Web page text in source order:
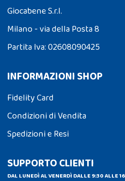
Giocabene S.r.l.
Milano - via della Posta 8
Partita Iva: 02608090425
INFORMAZIONI SHOP
Fidelity Card
Condizioni di Vendita
Spedizioni e Resi
SUPPORTO CLIENTI
DAL LUNEDÌ AL VENERDÌ DALLE 9:30 ALLE